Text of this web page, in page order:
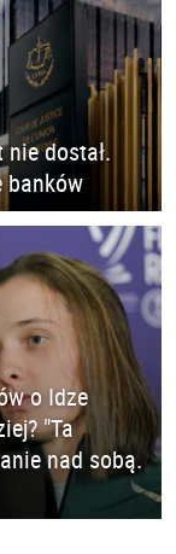
dostał.
banków
o Idze
"Ta
nad sobą.